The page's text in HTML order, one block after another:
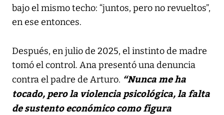
bajo el mismo techo: “juntos, pero no revueltos”,
en ese entonces.
Después, en julio de 2025, el instinto de madre
tomó el control. Ana presentó una denuncia
contra el padre de Arturo. “Nunca me ha
tocado, pero la violencia psicológica, la falta
de sustento económico como figura